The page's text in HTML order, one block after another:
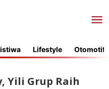
Lifestyle Otomotif
Yili Grup Raih